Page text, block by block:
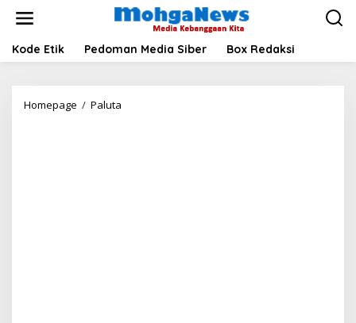
Kode Etik Pedoman Media Siber Box Redaksi
Homepage / Paluta